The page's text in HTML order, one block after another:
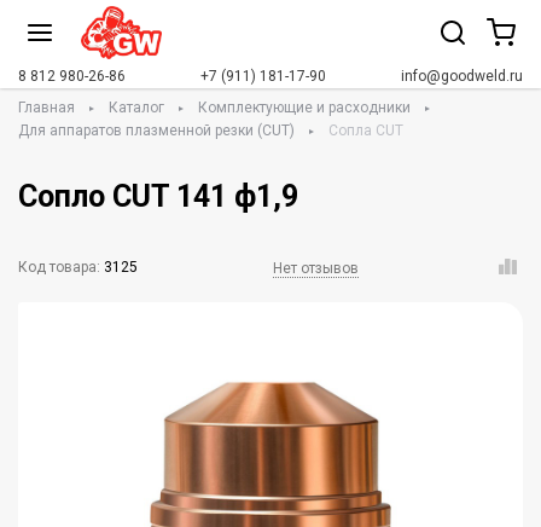
8 812 980-26-86 +7 (911) 181-17-90
info@goodweld.ru
Главная
Каталог
Комплектующие и расходники
Для аппаратов плазменной резки (CUT)
Сопла CUT
Сопло CUT 141 ф1,9
Код товара: 3125 Нет отзывов